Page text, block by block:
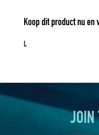
Koop dit product nu en
L
JOIN